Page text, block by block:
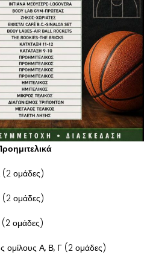
(2 ομάδες)
(2 ομάδες)
ομάδες)
ομίλους Α, Β, Γ (2 ομάδες)